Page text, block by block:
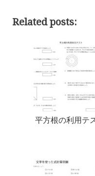
Related posts:
平方根の利用テ